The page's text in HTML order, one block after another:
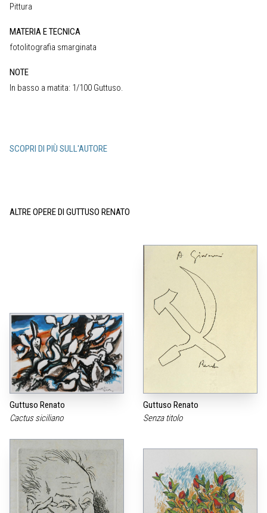
Pittura
MATERIA E TECNICA
fotolitografia smarginata
NOTE
In basso a matita: 1/100 Guttuso.
SCOPRI DI PIÙ SULL'AUTORE
ALTRE OPERE DI GUTTUSO RENATO
Guttuso Renato
Cactus siciliano
Guttuso Renato
Senza titolo